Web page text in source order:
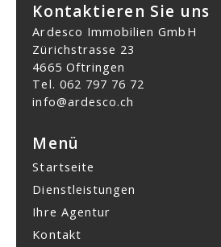
Kontaktieren Sie uns
Ardesco Immobilien GmbH
Zürichstrasse 23
4665 Oftringen
Tel. 062 797 76 72
info@ardesco.ch
Menü
Startseite
Dienstleistungen
Ihre Agentur
Kontakt